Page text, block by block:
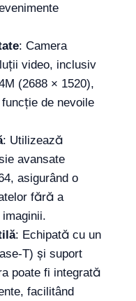
: Camera
video, inclusiv
(2688 × 1520),
de nevoile
: Utilizează
avansate
asigurând o
fără a
: Echipată cu un
T) și suport
poate fi integrată
facilitând